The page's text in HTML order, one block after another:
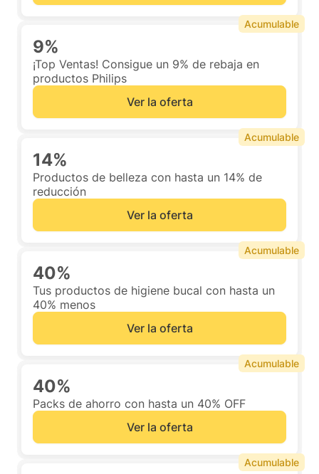
9%
¡Top Ventas! Consigue un 9% de rebaja en
productos Philips
Ver la oferta
Acumulable
14%
Productos de belleza con hasta un 14% de
reducción
Ver la oferta
Acumulable
40%
Tus productos de higiene bucal con hasta un
40% menos
Ver la oferta
Acumulable
40%
Packs de ahorro con hasta un 40% OFF
Ver la oferta
Acumulable
Acumulable